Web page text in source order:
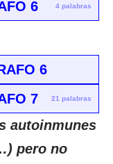
6
4 palabras
6
7
21 palabras
autoinmunes
pero no